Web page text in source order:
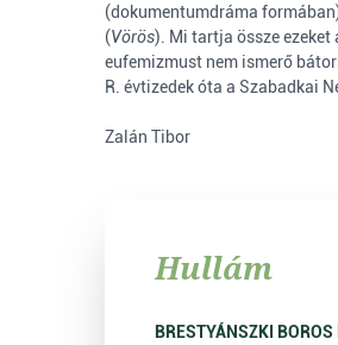
(dokumentumdráma
(Vörös). Mi tartja össze
eufemizmust nem ismerő
R. évtizedek óta a Szabadkai
Zalán Tibor
Hullám
BRESTYÁNSZKI